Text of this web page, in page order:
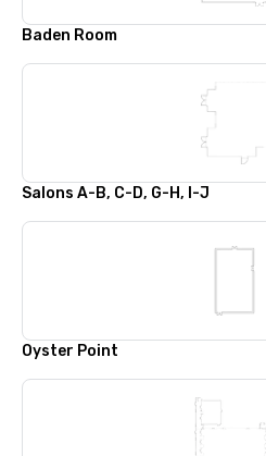
Baden Room
Salons A-B, C-D, G-H, I-J
Oyster Point